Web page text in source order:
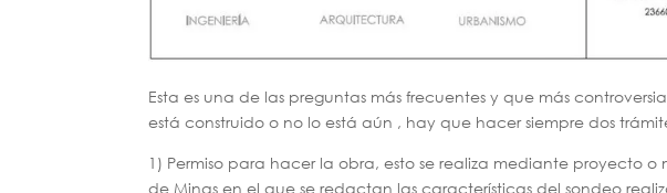
Esta es una de las preguntas más frecuentes y que más
está construido o no lo está aún , hay que hacer siempre dos
1) Permiso para hacer la obra, esto se realiza mediante proyecto
de Minas en el que se redactan las características del sondeo